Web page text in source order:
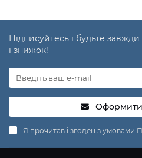
Підписуйтесь і будьте
і знижок!
Оформити
Я прочитав і згоден з умовами